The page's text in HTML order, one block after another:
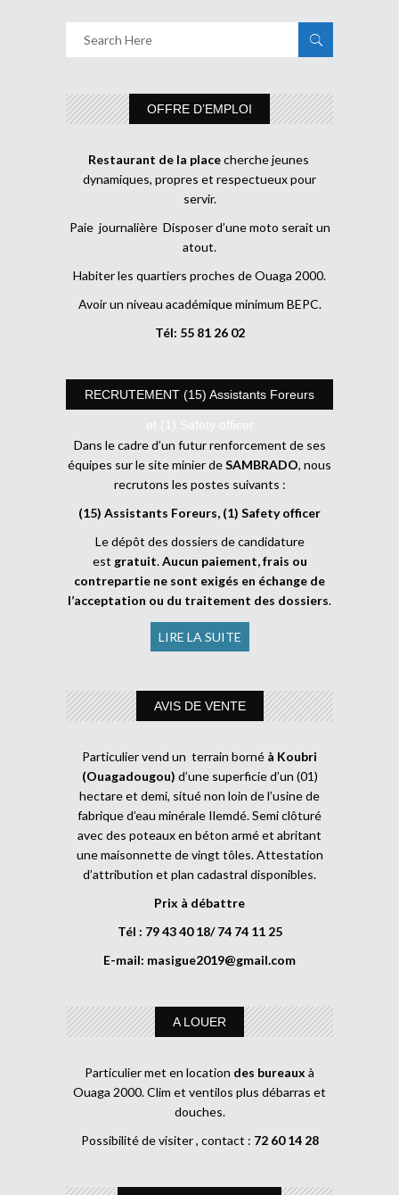
OFFRE D’EMPLOI
Restaurant de la placecherche jeunes
dynamiques, propres et respectueux pour
servir.
Paie journalière Disposer d’une moto serait un
atout.
Habiter les quartiers proches de Ouaga 2000.
Avoir un niveau académique minimum BEPC.
Tél: 55 81 26 02
RECRUTEMENT (15) Assistants Foreurs
et (1) Safety officer
Dans le cadre d’un futur renforcement de ses
équipes sur le site minier deSAMBRADO, nous
recrutons les postes suivants :
(15) Assistants Foreurs, (1) Safety officer
Le dépôt des dossiers de candidature
est gratuit.Aucun paiement, frais ou
contrepartie ne sont exigés en échange de
l’acceptation ou du traitement des dossiers.
LIRE LA SUITE
AVIS DE VENTE
Particulier vend un terrain borné à Koubri
(Ouagadougou) d’une superficie d’un (01)
hectare et demi, situé non loin de l’usine de
fabrique d’eau minérale Ilemdé. Semi clôturé
avec des poteaux en béton armé et abritant
une maisonnette de vingt tôles. Attestation
d’attribution et plan cadastral disponibles.
Prix à débattre
Tél : 79 43 40 18/ 74 74 11 25
E-mail: masigue2019@gmail.com
A LOUER
Particulier met en location des bureaux à
Ouaga 2000. Clim et ventilos plus débarras et
douches.
Possibilité de visiter , contact : 72 60 14 28